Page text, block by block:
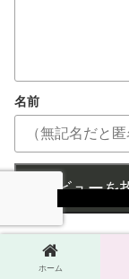
名前
レビューを
【悲報】食用コ
ホーム